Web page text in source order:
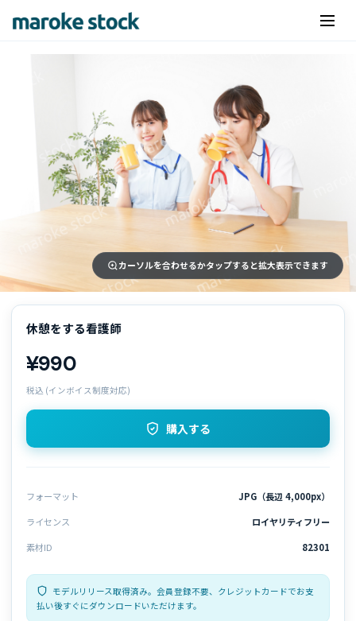
カーソルを合わせるかタップすると拡大表示できます
休憩をする看護師
¥990
税込 (インボイス制度対応)
購入する
フォーマット
JPG（長辺 4,000px）
ライセンス
ロイヤリティフリー
素材ID
82301
モデルリリース取得済み。会員登録不要、クレジットカードでお支
払い後すぐにダウンロードいただけます。